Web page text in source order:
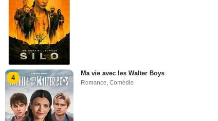
4
Ma vie avec les Walter Boys
Romance,Comédie